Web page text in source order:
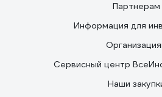
Партнерам
Информация для
Сервисный центр
Наши